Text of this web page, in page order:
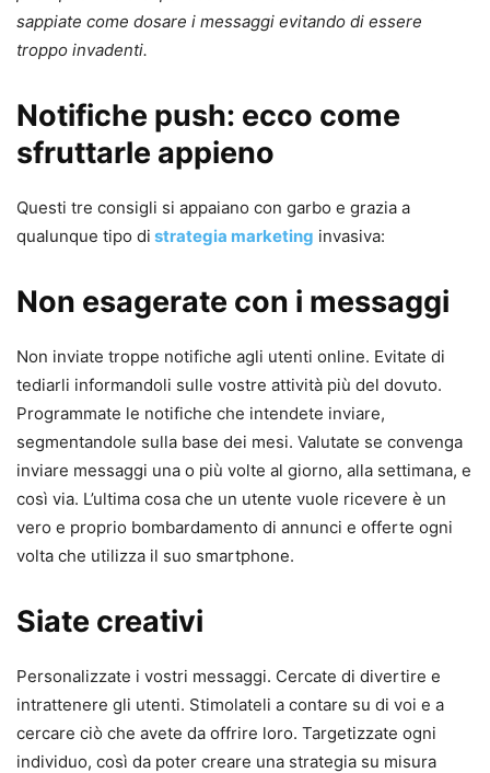
sappiate come dosare i messaggi evitando di essere
troppo invadenti.
Notifiche push: ecco come
sfruttarle appieno
Questi tre consigli si appaiano con garbo e grazia a
qualunque tipo di strategia marketing invasiva:
Non esagerate con i messaggi
Non inviate troppe notifiche agli utenti online. Evitate di
tediarli informandoli sulle vostre attività più del dovuto.
Programmate le notifiche che intendete inviare,
segmentandole sulla base dei mesi. Valutate se convenga
inviare messaggi una o più volte al giorno, alla settimana, e
così via. L’ultima cosa che un utente vuole ricevere è un
vero e proprio bombardamento di annunci e offerte ogni
volta che utilizza il suo smartphone.
Siate creativi
Personalizzate i vostri messaggi. Cercate di divertire e
intrattenere gli utenti. Stimolateli a contare su di voi e a
cercare ciò che avete da offrire loro. Targetizzate ogni
individuo, così da poter creare una strategia su misura